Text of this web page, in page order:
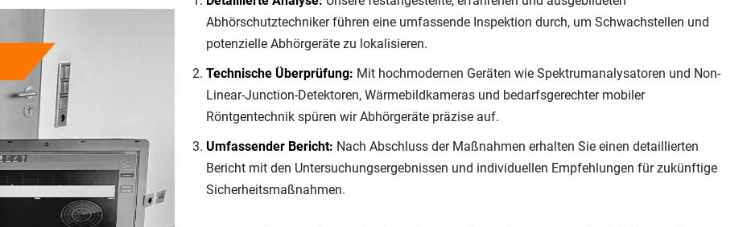
Abhörschutztechniker führen eine umfassende Inspektion durch, um Schwachstellen und
potenzielle Abhörgeräte zu lokalisieren.
Technische Überprüfung: Mit hochmodernen Geräten wie Spektrumanalysatoren und Non-
Linear-Junction-Detektoren, Wärmebildkameras und bedarfsgerechter mobiler
Röntgentechnik spüren wir Abhörgeräte präzise auf.
Umfassender Bericht: Nach Abschluss der Maßnahmen erhalten Sie einen detaillierten
Bericht mit den Untersuchungsergebnissen und individuellen Empfehlungen für zukünftige
Sicherheitsmaßnahmen.